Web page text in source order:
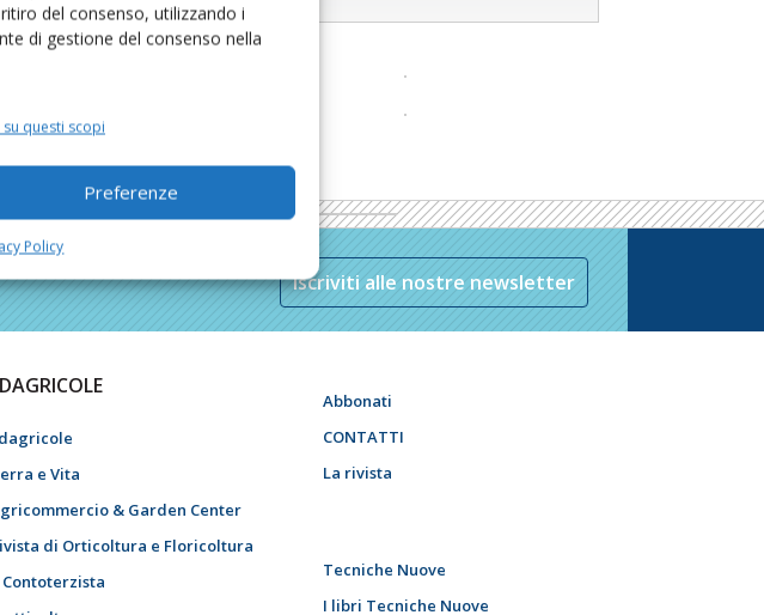
del consenso, utilizzando i
di gestione del consenso nella
questi scopi
Preferenze
Policy
Iscriviti alle nostre newsletter
e Vita
& Garden Center
di Orticoltura e Floricoltura
Contoterzista
Abbonati
CONTATTI
La rivista
Tecniche Nuove
I libri Tecniche Nuove